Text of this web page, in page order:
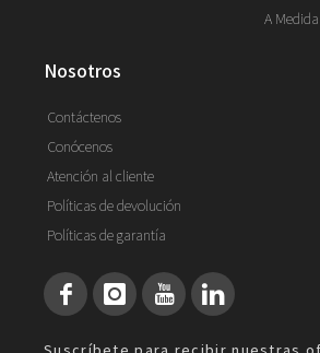
A Medida
nosotros
Contáctenos
Conócenos
Atención al cliente
Políticas de devolución
Políticas de garantía